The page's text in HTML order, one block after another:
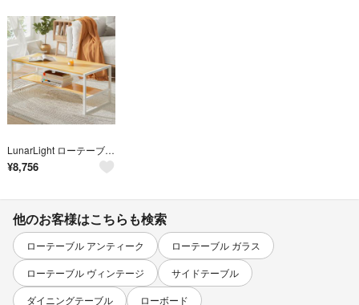
LunarLight ローテーブル 幅100奥行45高さ38cm センターテーブ
¥8,756
他のお客様はこちらも検索
ローテーブル アンティーク
ローテーブル ガラス
ローテーブル ヴィンテージ
サイドテーブル
ダイニングテーブル
ローボード